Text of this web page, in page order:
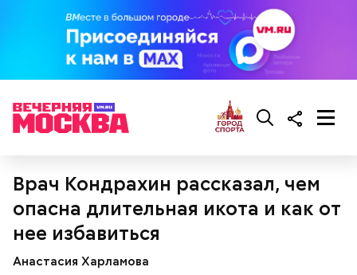
Врач Кондрахин рассказал, чем
опасна длительная икота и как от
нее избавиться
Анастасия Харламова
— Там может содержаться огромное количество
нитратов, которое вызовет головокружение,
гипоксию и ухудшение физического состояния, —
предостерегла Соломатина.